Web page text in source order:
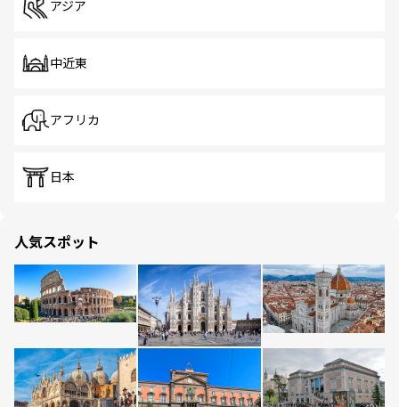
アジア
中近東
アフリカ
日本
人気スポット